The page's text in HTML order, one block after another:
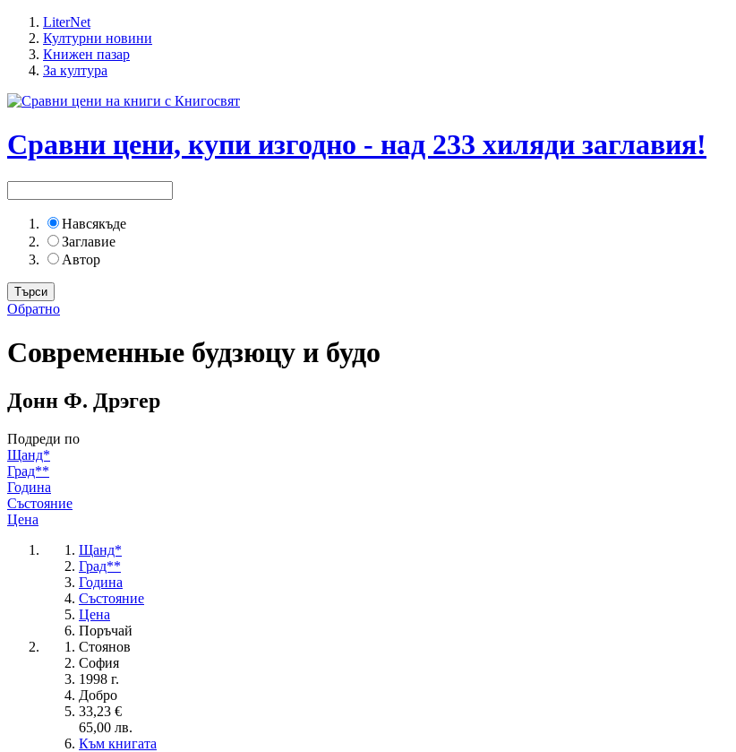
LiterNet
Културни новини
Книжен пазар
За култура
Сравни цени, купи изгодно - над 233 хиляди заглавия!
Навсякъде
Заглавие
Автор
Обратно
Современные будзюцу и будо
Донн Ф. Дрэгер
Подреди по
Щанд*
Град**
Година
Състояние
Цена
Щанд*
Град**
Година
Състояние
Цена
Поръчай
Стоянов
София
1998 г.
Добро
33,23 €
65,00 лв.
Към книгата